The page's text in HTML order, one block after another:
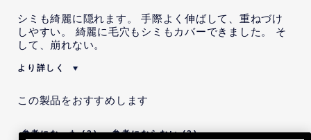
たは依頼までは受けていませ
んが、そのような示唆を受け
ました。
シミも綺麗に隠れます。 手際よく伸ばして、重ねづけ
しやすい。 綺麗に毛穴もシミもカバーできました。 そ
して、崩れない。
より詳しく
本レビューを投稿するにあた
ブを受けることが示唆されま
この製品をおすすめします
3 3